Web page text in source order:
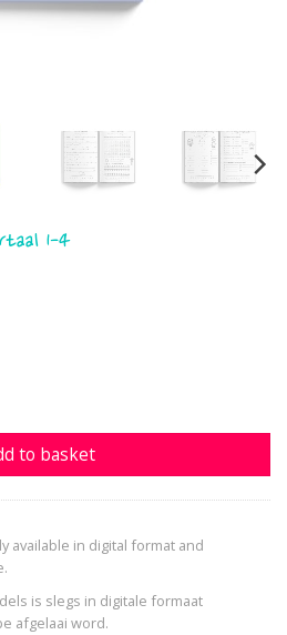
1-4
1-4 quantity
to basket
available in digital format and
is slegs in digitale formaat
afgelaai word.